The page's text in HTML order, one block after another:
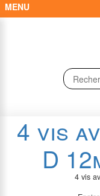
MENU
4 vis
D
4 vis